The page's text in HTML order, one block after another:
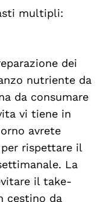
multipli:
dei
nutriente da
da consumare
vi tiene in
avrete
rispettare il
La
il take-
cestino da